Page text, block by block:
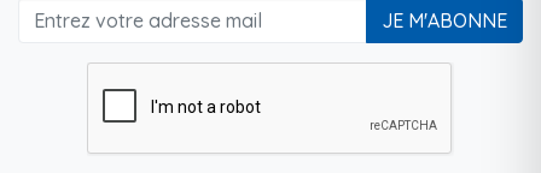
JE M'ABONNE